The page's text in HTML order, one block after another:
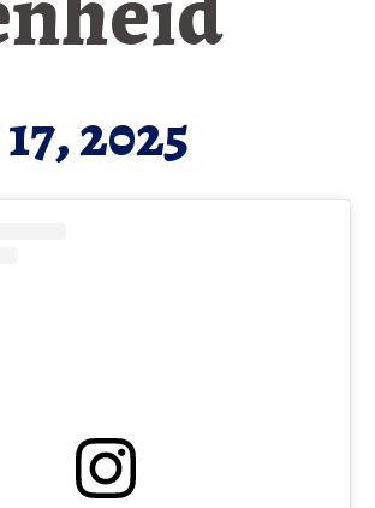
2025